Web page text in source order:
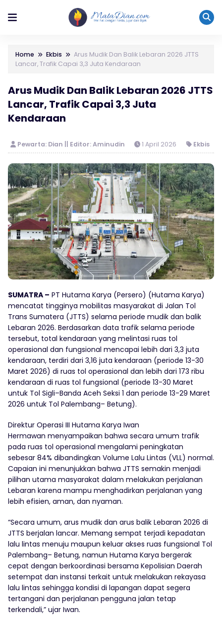
Home Ekbis
Arus Mudik Dan Balik Lebaran 2026 JTTS
Lancar, Trafik Capai 3,3 Juta Kendaraan
Arus Mudik Dan Balik Lebaran 2026 JTTS
Lancar, Trafik Capai 3,3 Juta
Kendaraan
Pewarta: Dian || Editor: Aminudin 1 April 2026 Ekbis
SUMATRA – PT Hutama Karya (Persero) (Hutama Karya)
mencatat tingginya mobilitas masyarakat di Jalan Tol
Trans Sumatera (JTTS) selama periode mudik dan balik
Lebaran 2026. Berdasarkan data trafik selama periode
tersebut, total kendaraan yang melintasi ruas tol
operasional dan fungsional mencapai lebih dari 3,3 juta
kendaraan, terdiri dari 3,16 juta kendaraan (periode 13-30
Maret 2026) di ruas tol operasional dan lebih dari 173 ribu
kendaraan di ruas tol fungsional (periode 13-30 Maret
untuk Tol Sigli–Banda Aceh Seksi 1 dan periode 13-29 Maret
2026 untuk Tol Palembang– Betung).
Direktur Operasi III Hutama Karya Iwan
Hermawan menyampaikan bahwa secara umum trafik
pada ruas tol operasional mengalami peningkatan
sebesar 84% dibandingkan Volume Lalu Lintas (VLL) normal.
Capaian ini menunjukkan bahwa JTTS semakin menjadi
pilihan utama masyarakat dalam melakukan perjalanan
Lebaran karena mampu menghadirkan perjalanan yang
lebih efisien, aman, dan nyaman.
“Secara umum, arus mudik dan arus balik Lebaran 2026 di
JTTS berjalan lancar. Memang sempat terjadi kepadatan
lalu lintas menuju maupun keluar akses ruas fungsional Tol
Palembang– Betung, namun Hutama Karya bergerak
cepat dengan berkoordinasi bersama Kepolisian Daerah
setempat dan instansi terkait untuk melakukan rekayasa
lalu lintas sehingga kondisi di lapangan dapat segera
tertangani dan perjalanan pengguna jalan tetap
terkendali,” ujar Iwan.